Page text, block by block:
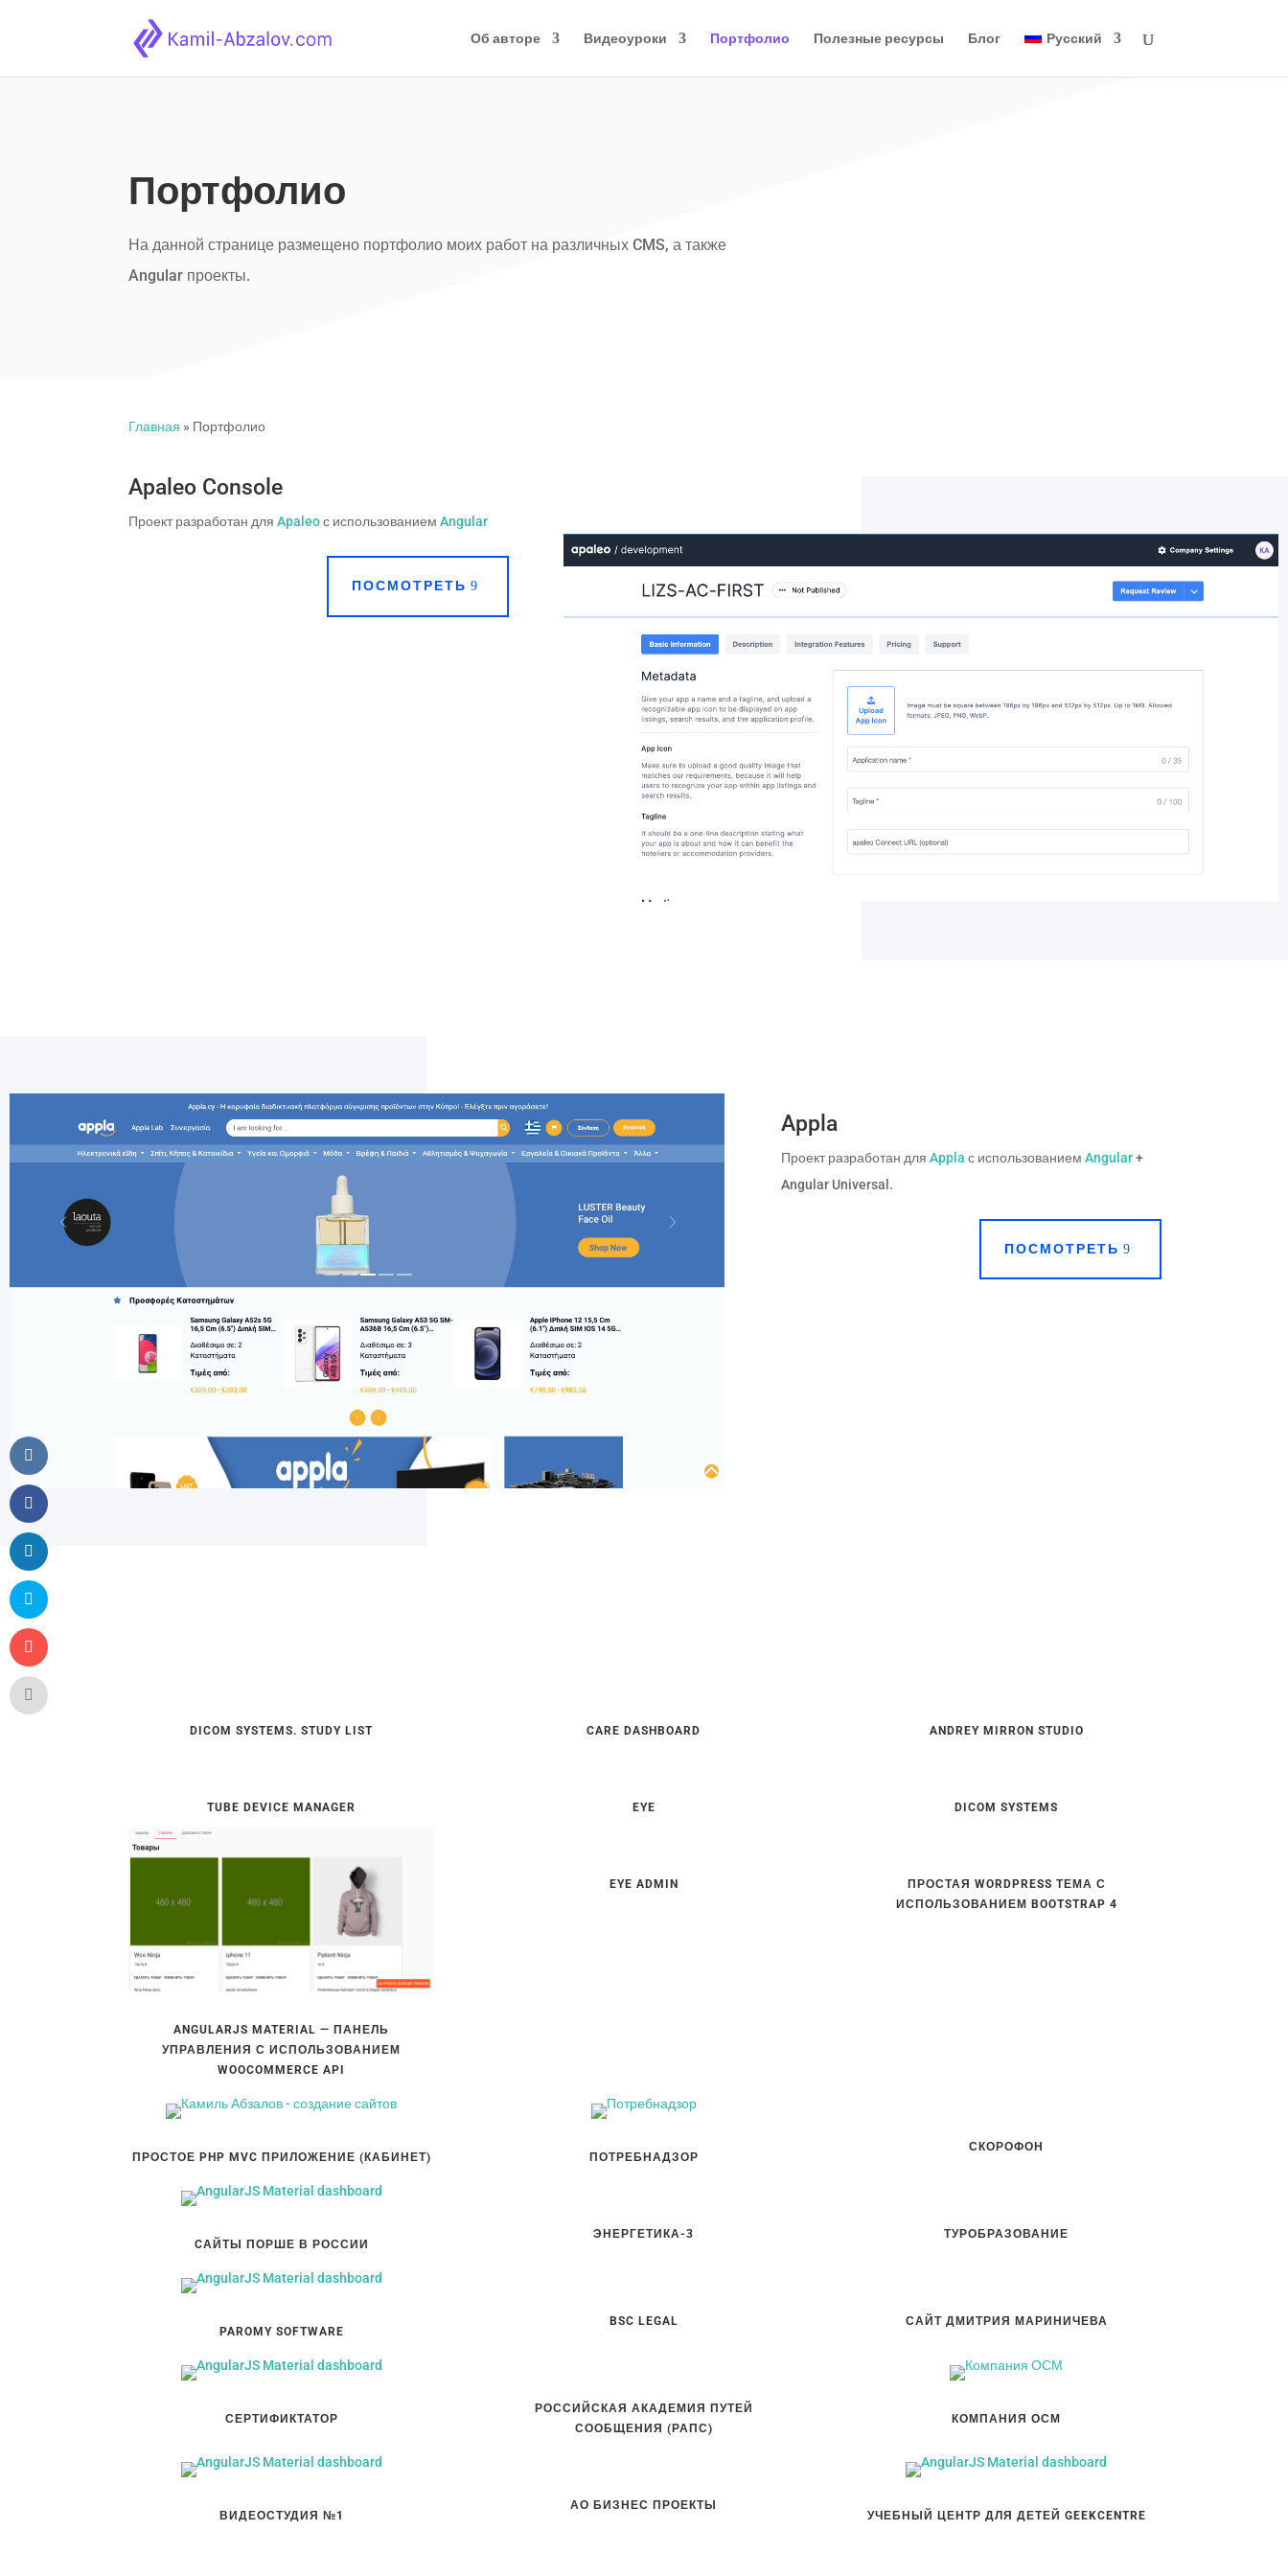
Об авторе Видеоуроки Портфолио Полезные ресурсы Блог Русский
Портфолио
На данной странице размещено портфолио моих работ на различных CMS, а также
Angular проекты.
Главная » Портфолио
Apaleo Console
Проект разработан дляApaleoс использованиемAngular
ПОСМОТРЕТЬ
Appla
Проект разработан для Appla с использованием Angular+
Angular Universal.
ПОСМОТРЕТЬ
DICOM SYSTEMS. STUDY LIST CARE DASHBOARD ANDREY MIRRON STUDIO
TUBE DEVICE MANAGER EYE DICOM SYSTEMS
ANGULARJS MATERIAL — ПАНЕЛЬ
УПРАВЛЕНИЯ С ИСПОЛЬЗОВАНИЕМ
WOOCOMMERCE API
EYE ADMIN
ПРОСТАЯ WORDPRESS ТЕМА С
ИСПОЛЬЗОВАНИЕМ BOOTSTRAP 4
ПРОСТОЕ PHP MVC ПРИЛОЖЕНИЕ (КАБИНЕТ) ПОТРЕБНАДЗОР
СКОРОФОН
CАЙТЫ ПОРШЕ В РОССИИ
ЭНЕРГЕТИКА-3 ТУРОБРАЗОВАНИЕ
PAROMY SOFTWARE
BSC LEGAL САЙТ ДМИТРИЯ МАРИНИЧЕВА
СЕРТИФИКТАТОР
РОССИЙСКАЯ АКАДЕМИЯ ПУТЕЙ
СООБЩЕНИЯ (РАПС)
КОМПАНИЯ ОСМ
ВИДЕОСТУДИЯ №1
АО БИЗНЕС ПРОЕКТЫ
УЧЕБНЫЙ ЦЕНТР ДЛЯ ДЕТЕЙ GEEKCENTRE